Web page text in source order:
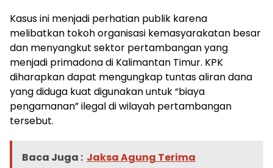
Kasus ini menjadi perhatian publik karena
melibatkan tokoh organisasi kemasyarakatan besar
dan menyangkut sektor pertambangan yang
menjadi primadona di Kalimantan Timur. KPK
diharapkan dapat mengungkap tuntas aliran dana
yang diduga kuat digunakan untuk “biaya
pengamanan” ilegal di wilayah pertambangan
tersebut.
Baca Juga : Jaksa Agung Terima